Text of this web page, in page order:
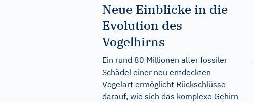
Neue Einblicke in die
Evolution des
Vogelhirns
Ein rund 80 Millionen alter fossiler
Schädel einer neu entdeckten
Vogelart ermöglicht Rückschlüsse
darauf, wie sich das komplexe Gehirn